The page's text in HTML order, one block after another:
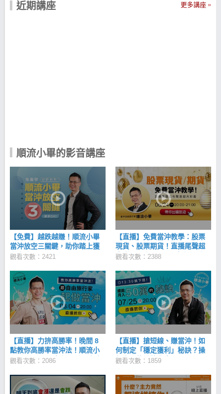
爆發力，但若在兩者中作取捨，小畢選擇穩定，因為
鍵價位提示線：有效抓出當日黃金點位！ 3.市場唯
存在！ 順流小畢-獵股快手 ｜iOS 下載
>>https://cmy.tw/00AoIs 順流小畢-獵股快手 ｜
Android下載 >>https://cmy.tw/00AYYf 順流小畢－線
上影音課程 你是不是也想以小資金滾出大財富，當沖
是人人想學的翻身方法，但聽到當沖，總會讓人感到
不安以及困擾。 1.當沖虧損巨大時有所聞，擔心自己
是否合適 2.無充分選股策略交易計畫，靠者感覺走 3.
不會判對盤勢，總是錯失行情 4.缺少心態風險控制，
盤中容易慌亂下錯單 5.大賠小賺卻找不出問題點 學習
觀看👉https://cmy.tw/00Al6r 順流小畢線上影音課
交易知識，讓你當沖穩定獲利！
近期講座 更多講座
順流小畢的影音講座
【免費】越跌越賺！順流小畢
當沖放空三關鍵，助你踏上獲
利之路
觀看次數：2421
【直播】免費當沖教學：股票
現貨、股票期貨！直播尾聲超
大彩蛋！小畢 6/24 晚上 8 點，
觀看次數：2388
【直播】力拚高勝率！晚間 8
點教你高勝率當沖法！順流小
畢 03/04 (一) 晚上 8 點，空中
觀看次數：2086
【直播】搶短線、賺當沖！如
何制定「穩定獲利」秘訣？操
盤人不能說的秘密....
觀看次數：1859